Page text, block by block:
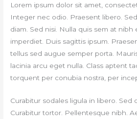
Lorem ipsum dolor sit amet,
Integer nec odio. Praesent libero.
diam. Sed nisi. Nulla quis sem at nibh
imperdiet. Duis sagittis ipsum.
tellus sed augue semper porta.
lacinia arcu eget nulla. Class aptent
torquent per conubia nostra, per
Curabitur sodales ligula in libero. Sed
Curabitur tortor. Pellentesque nibh.